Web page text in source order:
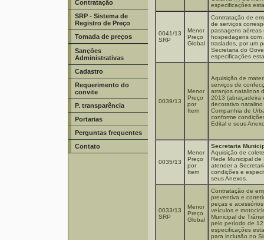
Contratação
SRP - Sistema de
Registro de Preço
Tomada de preços
Sanções
Administrativas
Cadastro
Requerimento do
convite
P. transparência
Portarias
Perguntas frequentes
Contato
especificações
0041/13
SRP
Menor
Preço
Global
Contratação de
de serviços
passagens aéreas
hospedagens com
traslados, por um
Secretaria do
especificações
0039/13
Menor
Preço
por
Item
Aquisição de
serviços de
arranjos natalinos
2013 (abraçadeira
decorativo
Companhia de
conforme
Edital e seus
0035/13
Menor
Preço
por
Item
Secretaria
Aquisição de
Rede Municipal de
atender a
condições e
seus Anexos.
0033/13
SRP
Menor
Preço
Global
Contratação de
preventiva e
peças e
veículos e
Municipal de
pelo período de
especificações
para inclusão no